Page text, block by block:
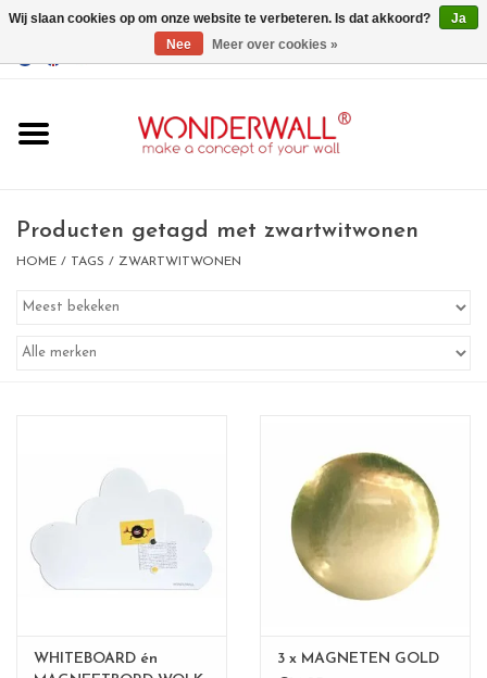
GBP/USD
magneetborden
magneten
BIG SALE , GRAB YOUR
LIMITED EXCLUSIVES
Producten getagd met zwartwitwonen
HOME / TAGS / ZWARTWITWONEN
WHITEBOARD én
3 x MAGNETEN GOLD
Wij slaan cookies op om onze website te verbeteren. Is dat akkoord?
Ja
Nee
Meer over cookies »